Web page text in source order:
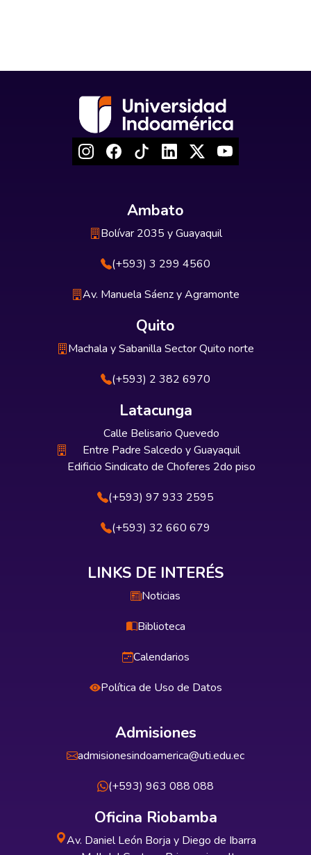
Ambato
Bolívar 2035 y Guayaquil
(+593) 3 299 4560
Av. Manuela Sáenz y Agramonte
Quito
Machala y Sabanilla Sector Quito norte
(+593) 2 382 6970
Latacunga
Calle Belisario Quevedo
Entre Padre Salcedo y Guayaquil
Edificio Sindicato de Choferes 2do piso
(+593) 97 933 2595
(+593) 32 660 679
LINKS DE INTERÉS
Noticias
Biblioteca
Calendarios
Política de Uso de Datos
Admisiones
admisionesindoamerica@uti.edu.ec
(+593) 963 088 088
Oficina Riobamba
Av. Daniel León Borja y Diego de Ibarra